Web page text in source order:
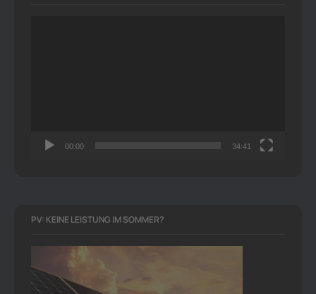
00:00 34:41
PV: KEINE LEISTUNG IM SOMMER?